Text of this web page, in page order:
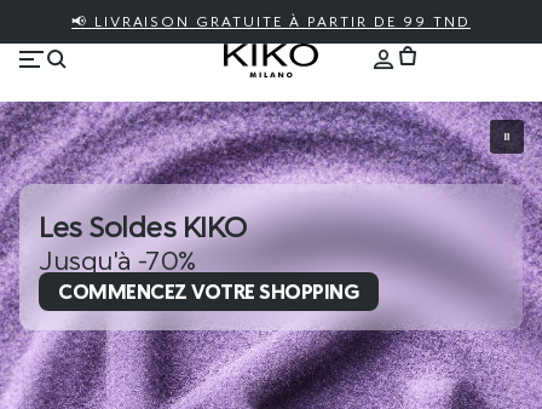
📢 LIVRAISON GRATUITE À PARTIR DE 99 TND
Les Soldes KIKO
Jusqu'à -70%
COMMENCEZ VOTRE SHOPPING